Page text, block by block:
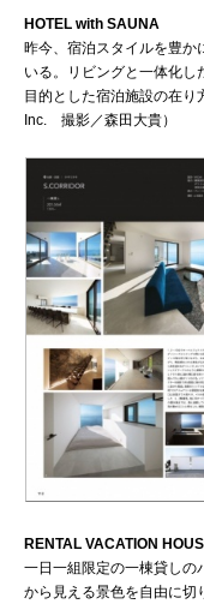
HOTEL with SAUNA
昨今、宿泊スタイルを豊か
いる。リビングと一体化し
目的とした宿泊施設の在
Inc. 撮影／森田大貴）
RENTAL VACATION
一日一組限定の一棟貸しの
から見える景色を自由に切